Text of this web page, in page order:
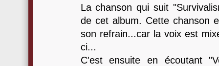
La chanson qui suit
de cet album. Cette chanson
son refrain...car la voix est
ci...
C'est ensuite en écoutant